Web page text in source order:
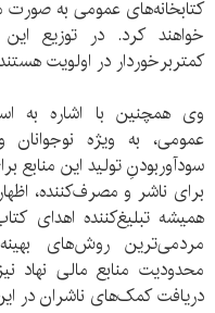
خواهند کرد. در توزیع
کمتربرخوردار در اولویت
وی همچنین با اشاره به
عمومی، به ویژه
سودآوربودنِ تولید این منابع
برای ناشر و مصرف‌کننده،
همیشه تبلیغ‌کننده اهدای
مردمی‌ترین روش‌های
محدودیت منابع مالی نهاد
دریافت کمک‌های ناشران در